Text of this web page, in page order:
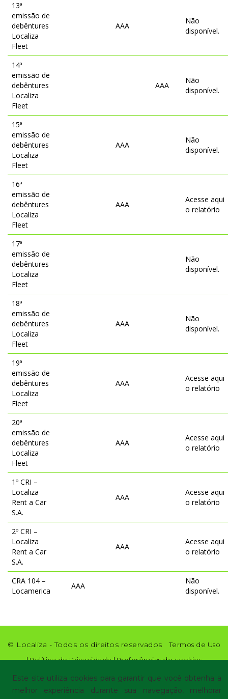
Este site utiliza cookies para garantir que você obtenha a
melhor experiência durante sua navegação, melhorar
13ª
emissão de
debêntures
Localiza
Fleet
AAA
Não
disponível.
14ª
emissão de
debêntures
Localiza
Fleet
AAA
Não
disponível.
15ª
emissão de
debêntures
Localiza
Fleet
AAA
Não
disponível.
16ª
emissão de
debêntures
Localiza
Fleet
AAA
Acesse aqui
o relatório
17ª
emissão de
debêntures
Localiza
Fleet
Não
disponível.
18ª
emissão de
debêntures
Localiza
Fleet
AAA
Não
disponível.
19ª
emissão de
debêntures
Localiza
Fleet
AAA
Acesse aqui
o relatório
20ª
emissão de
debêntures
Localiza
Fleet
AAA
Acesse aqui
o relatório
1º CRI –
Localiza
Rent a Car
S.A.
AAA
Acesse aqui
o relatório
2º CRI –
Localiza
Rent a Car
S.A.
AAA
Acesse aqui
o relatório
CRA 104 –
Locamerica
AAA
Não
disponível.
© Localiza - Todos os direitos reservados
Termos de Uso
|Política de Privacidade|Preferências de cookies